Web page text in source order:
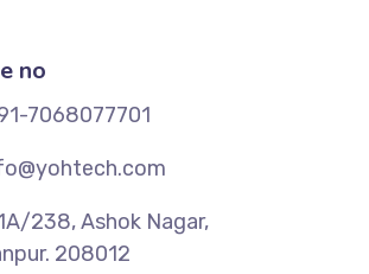
no
7068077701
238, Ashok Nagar,
208012